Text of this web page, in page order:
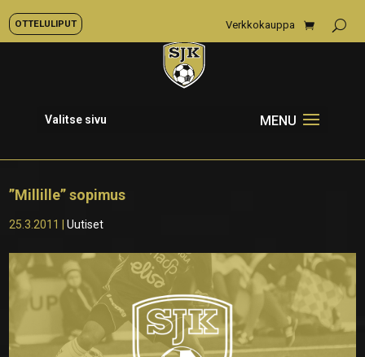
OTTELULIPUT Verkkokauppa
Valitse sivu
”Millille” sopimus
25.3.2011 |Uutiset